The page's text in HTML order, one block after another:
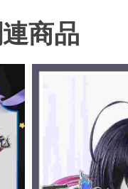
商品